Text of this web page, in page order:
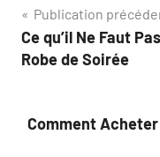
Navigation
de
Publication
Ce qu’il Ne Faut
Robe de Soirée
Comment Acheter